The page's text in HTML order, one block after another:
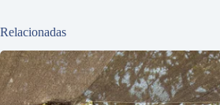
Relacionadas